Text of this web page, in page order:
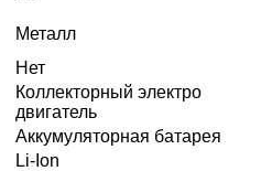
Металл
Нет
Коллекторный электро
двигатель
Аккумуляторная батарея
Li-Ion